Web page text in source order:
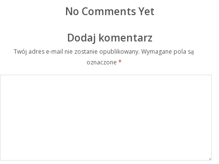
No Comments Yet
Dodaj komentarz
Twój adres e-mail nie zostanie opublikowany. Wymagane pola są
oznaczone *